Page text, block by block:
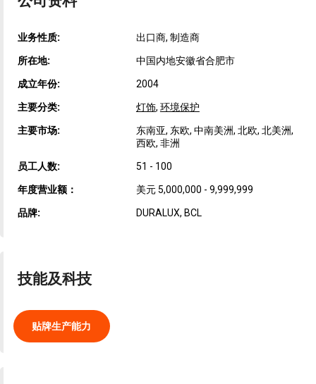
业务性质: 出口商, 制造商
所在地: 中国内地安徽省合肥市
成立年份: 2004
主要分类: 灯饰, 环境保护
主要市场:
东南亚, 东欧, 中南美洲, 北欧, 北美洲,
西欧, 非洲
员工人数: 51 - 100
年度营业额： 美元 5,000,000 - 9,999,999
品牌: DURALUX, BCL
技能及科技
贴牌生产能力